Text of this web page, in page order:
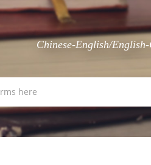
Chinese-English/